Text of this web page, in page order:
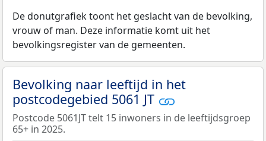
De donutgrafiek toont het geslacht van de bevolking,
vrouw of man. Deze informatie komt uit het
bevolkingsregister van de gemeenten.
Bevolking naar leeftijd in het
postcodegebied 5061 JT
Postcode 5061JT telt 15 inwoners in de leeftijdsgroep
65+ in 2025.